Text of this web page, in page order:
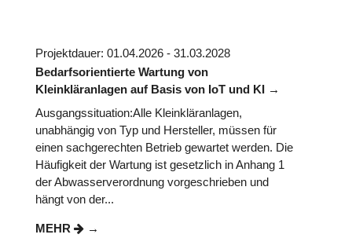
Projektdauer: 01.04.2026 - 31.03.2028
Bedarfsorientierte Wartung von
Kleinkläranlagen auf Basis von IoT und KI
Ausgangssituation:Alle Kleinkläranlagen,
unabhängig von Typ und Hersteller, müssen für
einen sachgerechten Betrieb gewartet werden. Die
Häufigkeit der Wartung ist gesetzlich in Anhang 1
der Abwasserverordnung vorgeschrieben und
hängt von der...
MEHR